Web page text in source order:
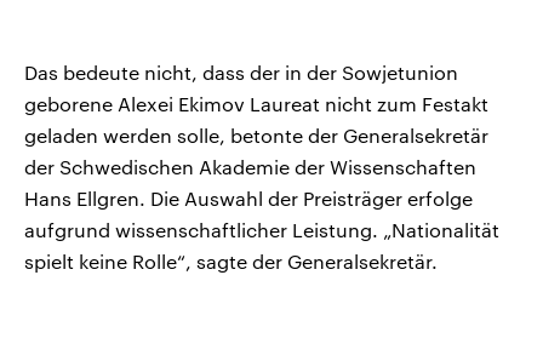
Das bedeute nicht, dass der in der Sowjetunion
geborene Alexei Ekimov Laureat nicht zum Festakt
geladen werden solle, betonte der Generalsekretär
der Schwedischen Akademie der Wissenschaften
Hans Ellgren. Die Auswahl der Preisträger erfolge
aufgrund wissenschaftlicher Leistung. „Nationalität
spielt keine Rolle“, sagte der Generalsekretär.